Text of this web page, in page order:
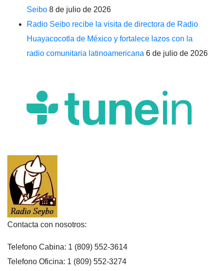
Seibo 8 de julio de 2026
Radio Seibo recibe la visita de directora de Radio
Huayacocotla de México y fortalece lazos con la
radio comunitaria latinoamericana 6 de julio de 2026
Contacta con nosotros:
Telefono Cabina: 1 (809) 552-3614
Telefono Oficina: 1 (809) 552-3274